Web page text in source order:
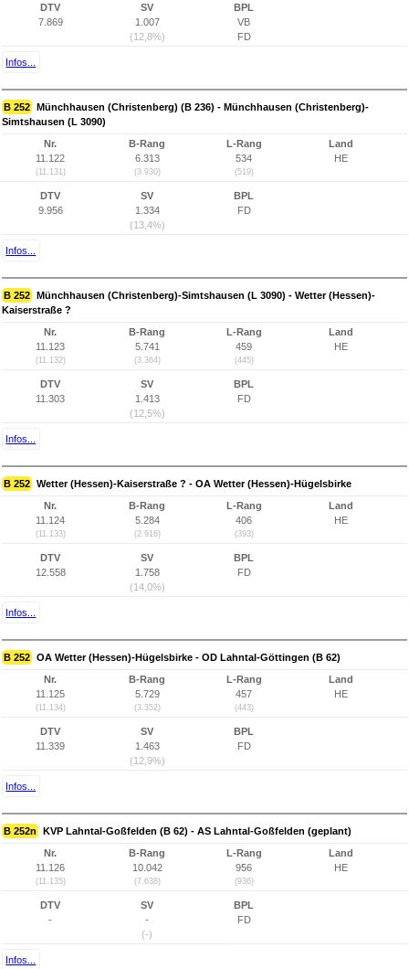
DTV
7.869
SV
1.007
(12,8%)
BPL
VB
FD
Infos...
B 252 Münchhausen (Christenberg) (B 236) - Münchhausen (Christenberg)-
Simtshausen (L 3090)
Nr.
11.122
(11.131)
B-Rang
6.313
(3.930)
L-Rang
534
(519)
Land
HE
DTV
9.956
SV
1.334
(13,4%)
BPL
FD
Infos...
B 252 Münchhausen (Christenberg)-Simtshausen (L 3090) - Wetter (Hessen)-
Kaiserstraße ?
Nr.
11.123
(11.132)
B-Rang
5.741
(3.364)
L-Rang
459
(445)
Land
HE
DTV
11.303
SV
1.413
(12,5%)
BPL
FD
Infos...
B 252 Wetter (Hessen)-Kaiserstraße ? - OA Wetter (Hessen)-Hügelsbirke
Nr.
11.124
(11.133)
B-Rang
5.284
(2.916)
L-Rang
406
(393)
Land
HE
DTV
12.558
SV
1.758
(14,0%)
BPL
FD
Infos...
B 252 OA Wetter (Hessen)-Hügelsbirke - OD Lahntal-Göttingen (B 62)
Nr.
11.125
(11.134)
B-Rang
5.729
(3.352)
L-Rang
457
(443)
Land
HE
DTV
11.339
SV
1.463
(12,9%)
BPL
FD
Infos...
B 252n KVP Lahntal-Goßfelden (B 62) - AS Lahntal-Goßfelden (geplant)
Nr.
11.126
(11.135)
B-Rang
10.042
(7.638)
L-Rang
956
(936)
Land
HE
DTV
-
SV
-
(-)
BPL
FD
Infos...